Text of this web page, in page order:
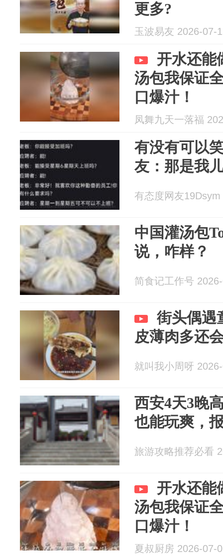
更多?
玉波易友 2026-07-
开水还能
汤包我保证
口爆汁！
凤舞九天一落福
有没有可以
友：那是我
有态度网友
中国灌汤包
说，咋样？
简食记工作号
街头偶遇
皮薄肉多还
就叫我小周呀
西安4天3晚
也能玩爽，
旅游攻略推荐必看
开水还能
汤包我保证
口爆汁！
夏叔厨房 2026-07-